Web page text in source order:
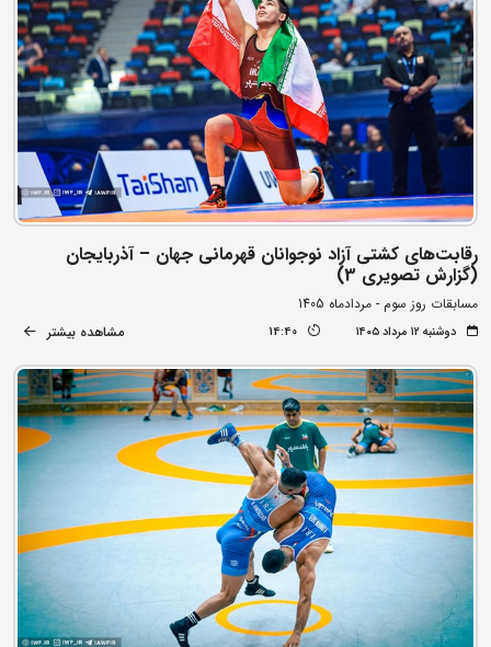
رقابت‌های کشتی آزاد نوجوانان قهرمانی جهان – آذربایجان
(گزارش تصویری 3)
مسابقات روز سوم - مردادماه 1405
دوشنبه ۱۲ مرداد ۱۴۰۵ 14:40 مشاهده بیشتر